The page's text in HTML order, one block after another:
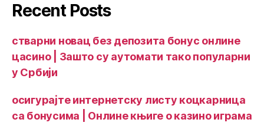
Recent Posts
стварни новац без депозита бонус онлине
цасино | Зашто су аутомати тако популарни
у Србији
осигурајте интернетску листу коцкарница
са бонусима | Онлине књиге о казино играма